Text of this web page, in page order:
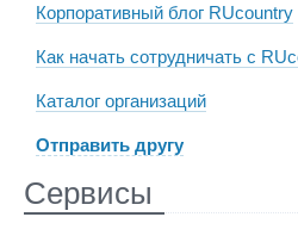
Корпоративный блог RUcountry
Как начать сотрудничать с
Каталог организаций
Отправить другу
Сервисы